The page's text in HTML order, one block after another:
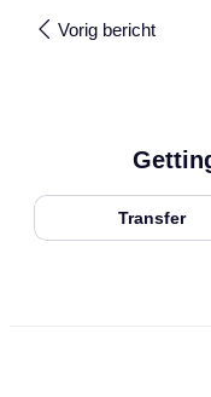
Vorig bericht
Transfer